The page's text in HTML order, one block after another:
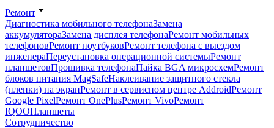
Ремонт
Диагностика мобильного телефонаЗамена
аккумулятораЗамена дисплея телефонаРемонт мобильных
телефоновРемонт ноутбуковРемонт телефона с выездом
инженераПереустановка операционной системыРемонт
планшетовПрошивка телефонаПайка BGA микросхемРемонт
блоков питания MagSafeНаклеивание защитного стекла
(пленки) на экранРемонт в сервисном центре AddroidРемонт
Google PixelРемонт OnePlusРемонт VivoРемонт
IQOOПланшеты
Сотрудничество